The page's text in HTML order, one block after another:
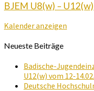
BJEM U8(w) – U12(w)
Kalender anzeigen
Neueste Beiträge
Badische-
U12(w) vom 12-
Deutsche